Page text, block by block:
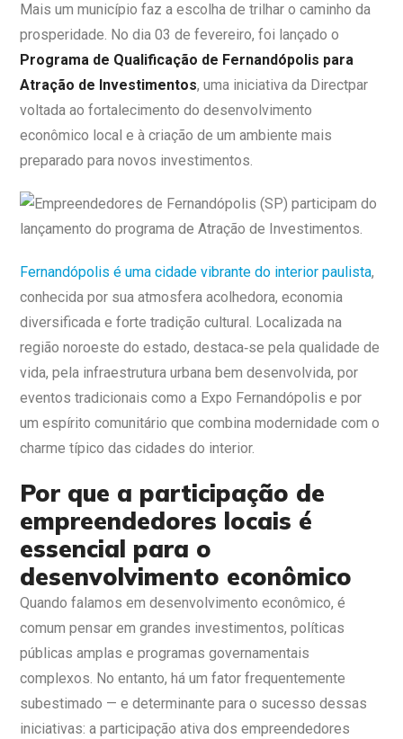
Mais um município faz a escolha de trilhar o caminho da
prosperidade. No dia 03 de fevereiro, foi lançado o
Programa de Qualificação de Fernandópolis para
Atração de Investimentos, uma iniciativa da Directpar
voltada ao fortalecimento do desenvolvimento
econômico local e à criação de um ambiente mais
preparado para novos investimentos.
Fernandópolis é uma cidade vibrante do interior paulista,
conhecida por sua atmosfera acolhedora, economia
diversificada e forte tradição cultural. Localizada na
região noroeste do estado, destaca‑se pela qualidade de
vida, pela infraestrutura urbana bem desenvolvida, por
eventos tradicionais como a Expo Fernandópolis e por
um espírito comunitário que combina modernidade com o
charme típico das cidades do interior.
Por que a participação de
empreendedores locais é
essencial para o
desenvolvimento econômico
Quando falamos em desenvolvimento econômico, é
comum pensar em grandes investimentos, políticas
públicas amplas e programas governamentais
complexos. No entanto, há um fator frequentemente
subestimado — e determinante para o sucesso dessas
iniciativas: a participação ativa dos empreendedores